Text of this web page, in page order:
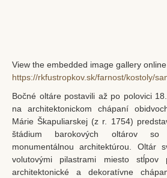
View the embedded image gallery
https://rkfustropkov.sk/farnost/kostoly/
Bočné oltáre postavili až po polovici
na architektonickom chápaní
Márie Škapuliarskej (z r. 1754)
štádium barokových oltárov so
monumentálnou architektúrou.
volutovými pilastrami miesto stĺpov
architektonické a dekoratívne